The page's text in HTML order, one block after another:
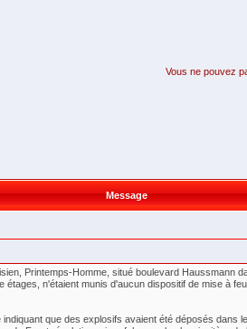
Vous ne pouvez
Message
Printemps-Homme, situé boulevard Haussmann
n'étaient munis d'aucun dispositif de mise à
que des explosifs avaient été déposés dans